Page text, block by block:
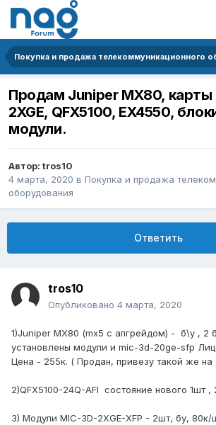
Продам Juniper MX80, карты
2XGE, QFX5100, EX4550,
модули.
Автор: tros10
4 марта, 2020 в Покупка и продажа
оборудования
Ответить
tros10
Опубликовано 4 марта, 2020
1)Juniper MX80 (mx5 с апгрейдом) - б\у , 2
установлены модули и mic-3d-20ge-sfp
Цена - 255к. ( Продан, привезу такой же на
2)QFX5100-24Q-AFI состояние нового 1шт ,
3) Модули MIC-3D-2X GE-XFP - 2шт, бу, 80к/